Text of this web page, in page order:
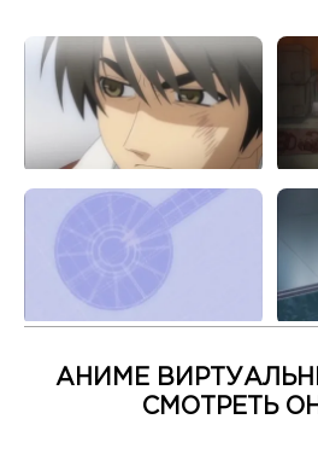
АНИМЕ
СМОТРЕТЬ